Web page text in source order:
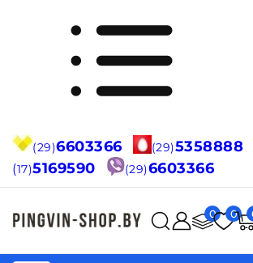
(29)6603366 (29)5358888
(17)5169590 (29)6603366
0 0